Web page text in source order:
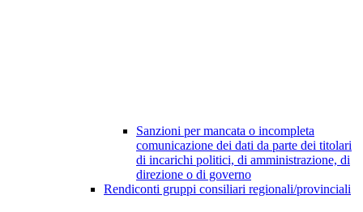
Sanzioni per mancata o incompleta
comunicazione dei dati da parte dei titolari
di incarichi politici, di amministrazione, di
direzione o di governo
Rendiconti gruppi consiliari regionali/provinciali